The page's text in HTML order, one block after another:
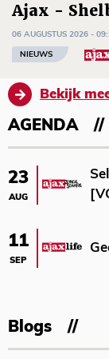
Ajax -
06 AUGUSTUS 2026 -
NIEUWS
Bekijk
AGENDA
23
AUG
11
SEP
Blogs